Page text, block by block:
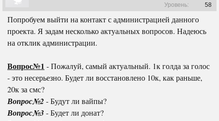
Уровень:
58
Попробуем выйти на контакт с администрацией данного
проекта. Я задам несколько актуальных вопросов. Надеюсь
на отклик администрации.
Вопрос№1 - Пожалуй, самый актуальный. 1к голда за голос
- это несерьезно. Будет ли восстановлено 10к, как раньше,
20к за смс?
Вопрос№2 - Будут ли вайпы?
Вопрос№3 - Будет ли донат?